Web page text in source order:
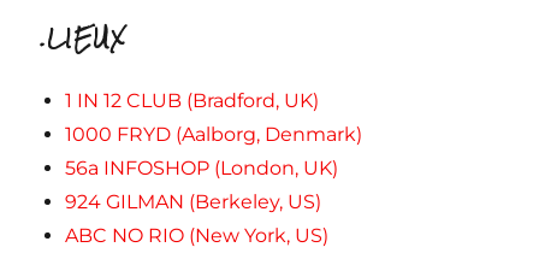
.LIEUX
1 IN 12 CLUB (Bradford, UK)
1000 FRYD (Aalborg, Denmark)
56a INFOSHOP (London, UK)
924 GILMAN (Berkeley, US)
ABC NO RIO (New York, US)